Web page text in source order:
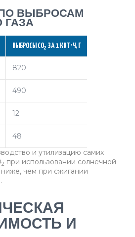
ВЫБРОСАМ
ГАЗА
ВЫБРОСЫ CO2 ЗА 1 КВТ⋅Ч, Г
820
490
12
48
и утилизацию самих
2 при использовании солнечной
ниже, чем при сжигании
И